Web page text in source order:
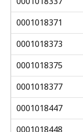
0001018371
0001018373
0001018375
0001018377
0001018447
0001018448